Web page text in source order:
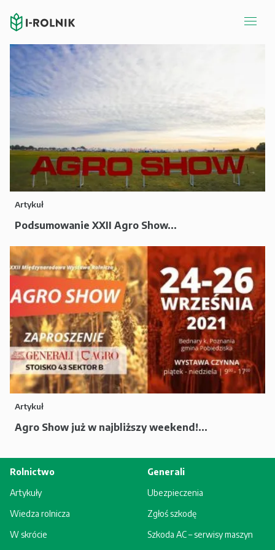
Artykuł
Podsumowanie XXII Agro Show...
Artykuł
Agro Show już w najbliższy weekend!...
Rolnictwo
Artykuły
Wiedza rolnicza
W skrócie
Generali
Ubezpieczenia
Zgłoś szkodę
Szkoda AC – serwisy maszyn